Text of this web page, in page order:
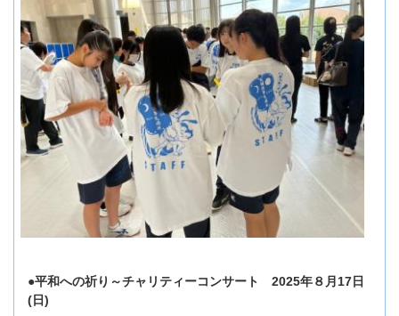
●平和への祈り～チャリティーコンサート 2025年８月17日
(日)